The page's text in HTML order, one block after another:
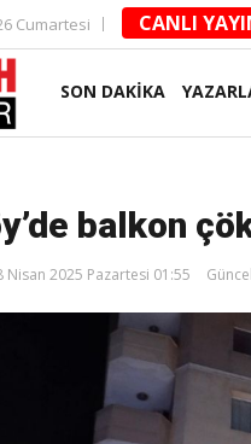
Cumartesi CANLI
SON DAKİKA
balkon
Nisan 2025 Pazartesi 01:55